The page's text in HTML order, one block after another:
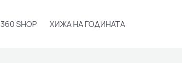
360 SHOP ХИЖА НА ГОДИНАТА